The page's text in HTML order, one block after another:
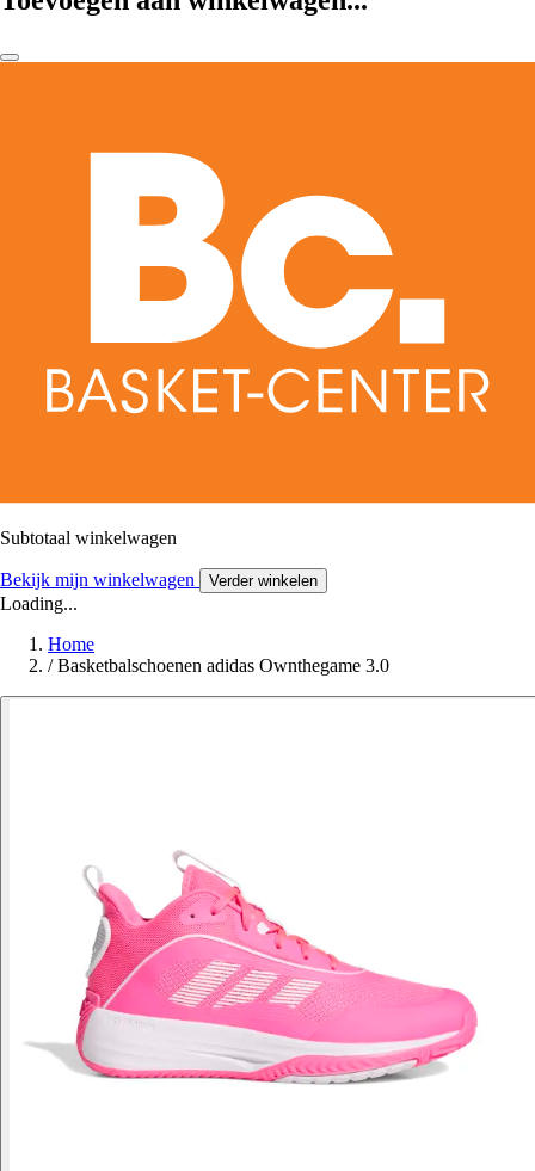
Subtotaal winkelwagen
Bekijk mijn winkelwagen Verder winkelen
Loading...
Home
/ Basketbalschoenen adidas Ownthegame 3.0